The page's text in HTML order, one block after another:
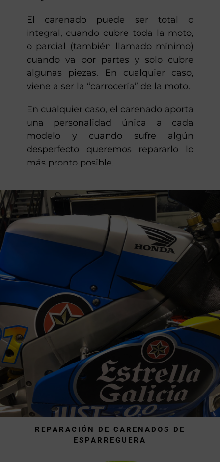
El carenado puede ser total o
integral, cuando cubre toda la moto,
o parcial (también llamado mínimo)
cuando va por partes y solo cubre
algunas piezas. En cualquier caso,
viene a ser la “carrocería” de la moto.
En cualquier caso, el carenado aporta
una personalidad única a cada
modelo y cuando sufre algún
desperfecto queremos repararlo lo
más pronto posible.
REPARACIÓN DE CARENADOS DE
ESPARREGUERA